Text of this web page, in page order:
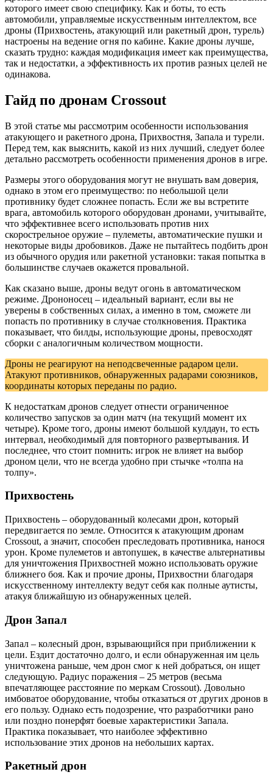
которого имеет свою специфику. Как и боты, то есть
автомобили, управляемые искусственным интеллектом, все
дроны (Прихвостень, атакующий или ракетный дрон, турель)
настроены на ведение огня по кабине. Какие дроны лучше,
сказать трудно: каждая модификация имеет как преимущества,
так и недостатки, а эффективность их против разных целей не
одинакова.
Гайд по дронам Crossout
В этой статье мы рассмотрим особенности использования
атакующего и ракетного дрона, Прихвостня, Запала и турели.
Перед тем, как выяснить, какой из них лучший, следует более
детально рассмотреть особенности применения дронов в игре.
Размеры этого оборудования могут не внушать вам доверия,
однако в этом его преимущество: по небольшой цели
противнику будет сложнее попасть. Если же вы встретите
врага, автомобиль которого оборудован дронами, учитывайте,
что эффективнее всего использовать против них
скорострельное оружие – пулеметы, автоматические пушки и
некоторые виды дробовиков. Даже не пытайтесь подбить дрон
из обычного орудия или ракетной установки: такая попытка в
большинстве случаев окажется провальной.
Как сказано выше, дроны ведут огонь в автоматическом
режиме. Дрононосец – идеальный вариант, если вы не
уверены в собственных силах, а именно в том, сможете ли
попасть по противнику в случае столкновения. Практика
показывает, что билды, использующие дроны, превосходят
сборки с аналогичным количеством мощности.
Дроны не реагируют на неподсвеченные радаром цели.
Атакуют противников, обнаруженных радарами союзников,
координаты которых переданы по радио.
К недостаткам дронов следует отнести ограниченное
количество запусков за один матч (на текущий момент их
четыре). Кроме того, дроны имеют большой кулдаун, то есть
интервал, необходимый для повторного развертывания. И
последнее, что стоит помнить: игрок не влияет на выбор
дроном цели, что не всегда удобно при стычке «толпа на
толпу».
Прихвостень
Прихвостень – оборудованный колесами дрон, который
передвигается по земле. Относится к атакующим дронам
Crossout, а значит, способен преследовать противника, нанося
урон. Кроме пулеметов и автопушек, в качестве альтернативы
для уничтожения Прихвостней можно использовать оружие
ближнего боя. Как и прочие дроны, Прихвостни благодаря
искусственному интеллекту ведут себя как полные аутисты,
атакуя ближайшую из обнаруженных целей.
Дрон Запал
Запал – колесный дрон, взрывающийся при приближении к
цели. Ездит достаточно долго, и если обнаруженная им цель
уничтожена раньше, чем дрон смог к ней добраться, он ищет
следующую. Радиус поражения – 25 метров (весьма
впечатляющее расстояние по меркам Crossout). Довольно
имбоватое оборудование, чтобы отказаться от других дронов в
его пользу. Однако есть подозрение, что разработчики рано
или поздно понерфят боевые характеристики Запала.
Практика показывает, что наиболее эффективно
использование этих дронов на небольших картах.
Ракетный дрон